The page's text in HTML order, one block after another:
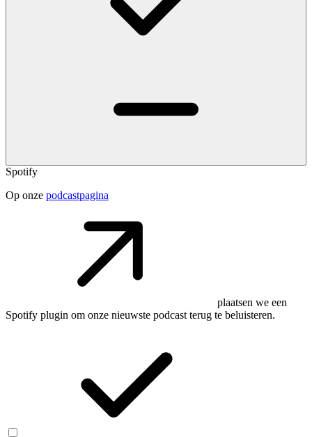
Spotify
Op onze podcastpagina
plaatsen we een
Spotify plugin om onze nieuwste podcast terug te beluisteren.